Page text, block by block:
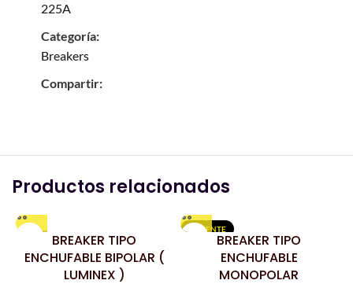
225A
Categoría:
Breakers
Compartir:
Productos relacionados
BREAKER TIPO
ENCHUFABLE BIPOLAR (
LUMINEX )
CALIENTE
BREAKER TIPO
ENCHUFABLE
MONOPOLAR